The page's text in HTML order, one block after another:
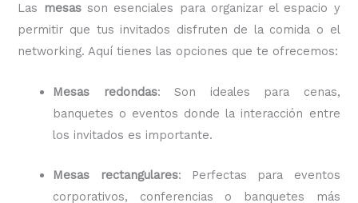
Las
mesasson esenciales para organizar el espacio y
permitir que tus invitados disfruten de la comida o el
networking. Aquí tienes las opciones que te ofrecemos:
Mesas redondas: Son ideales para cenas,
banquetes o eventos donde la interacción entre
los invitados es importante.
Mesas rectangulares: Perfectas para eventos
corporativos, conferencias o banquetes más